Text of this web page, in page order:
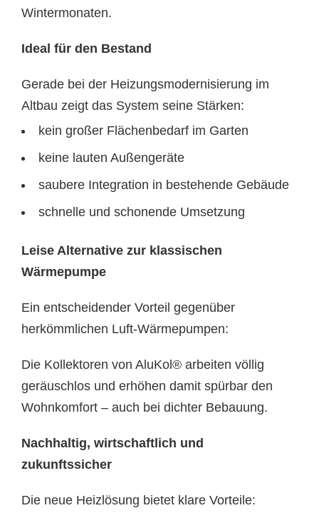
Wintermonaten.
Ideal für den Bestand
Gerade bei der Heizungsmodernisierung im
Altbau zeigt das System seine Stärken:
kein großer Flächenbedarf im Garten
keine lauten Außengeräte
saubere Integration in bestehende Gebäude
schnelle und schonende Umsetzung
Leise Alternative zur klassischen
Wärmepumpe
Ein entscheidender Vorteil gegenüber
herkömmlichen Luft-Wärmepumpen:
Die Kollektoren von AluKol® arbeiten völlig
geräuschlos und erhöhen damit spürbar den
Wohnkomfort – auch bei dichter Bebauung.
Nachhaltig, wirtschaftlich und
zukunftssicher
Die neue Heizlösung bietet klare Vorteile: